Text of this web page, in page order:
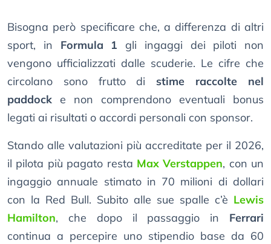
Bisogna però specificare che, a differenza di altri
sport, in Formula 1 gli ingaggi dei piloti non
vengono ufficializzati dalle scuderie. Le cifre che
circolano sono frutto di stime raccolte nel
paddock e non comprendono eventuali bonus
legati ai risultati o accordi personali con sponsor.
Stando alle valutazioni più accreditate per il 2026,
il pilota più pagato resta Max Verstappen, con un
ingaggio annuale stimato in 70 milioni di dollari
con la Red Bull. Subito alle sue spalle c’è Lewis
Hamilton, che dopo il passaggio in Ferrari
continua a percepire uno stipendio base da 60